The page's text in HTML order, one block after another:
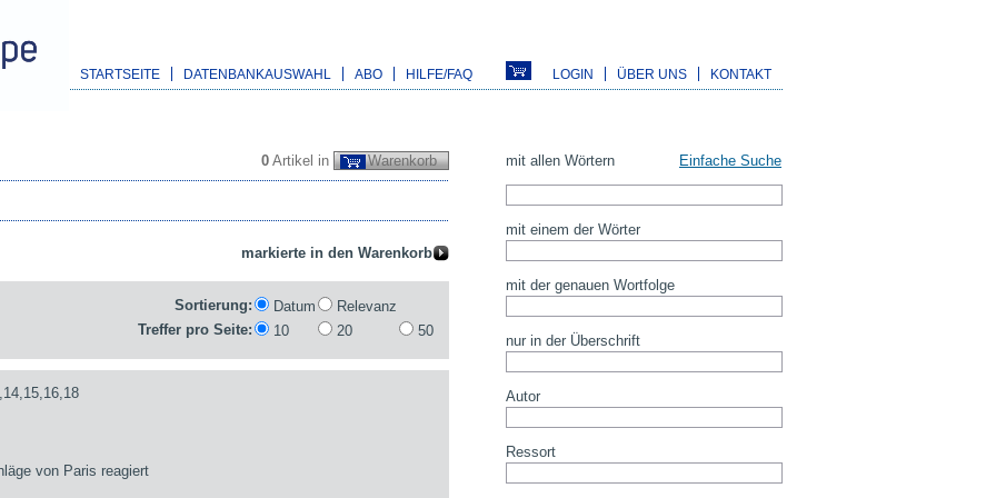
STARTSEITE DATENBANKAUSWAHL ABO HILFE/FAQ LOGIN ÜBER UNS KONTAKT
0 Artikel in Warenkorb
Sortierung: Datum
Relevanz
Treffer pro Seite:
10 20 50
von Paris reagiert
mit allen Wörtern Einfache Suche
mit einem der Wörter
mit der genauen Wortfolge
nur in der Überschrift
Autor
Ressort